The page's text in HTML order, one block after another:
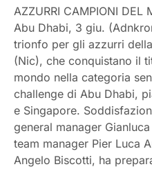
AZZURRI CAMPIONI DEL
Abu Dhabi, 3 giu.
trionfo per gli azzurri
(Nic), che conquistano il
mondo nella categoria
challenge di Abu Dhabi,
e Singapore.
general manager
team manager Pier Luca
Angelo Biscotti, ha